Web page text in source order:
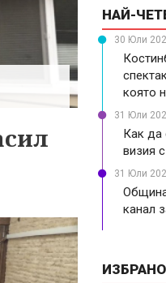
НАЙ-
30 Юли
която
31 Юли
Как да
визия
31 Юли
канал
ИЗБРАНО